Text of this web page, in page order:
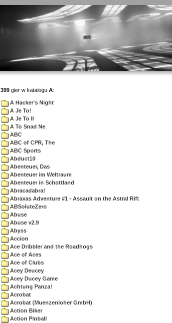
399 gier w katalogu A:
A Hacker's Night
A Je To!
A Je To II
A To Snad Ne
ABC
ABC of CPR, The
ABC Sports
Abduct10
Abenteuer, Das
Abenteuer im Weltraum
Abenteuer in Schottland
Abracadabra!
Abraxas Adventure #1 - Assault on the Astral Rift
ABSoluteZero
Abuse
Abuse v2.9
Abyss
Accion
Ace Dribbler and the Roadhogs
Ace of Aces
Ace of Clubs
Acey Deucey
Acey Ducey Game
Achtung Panza!
Acrobat
Acrobat (Muenzenloher GmbH)
Action Biker
Action Pinball